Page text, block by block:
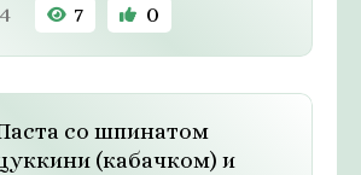
7 0
со шпинатом
(кабачком) и